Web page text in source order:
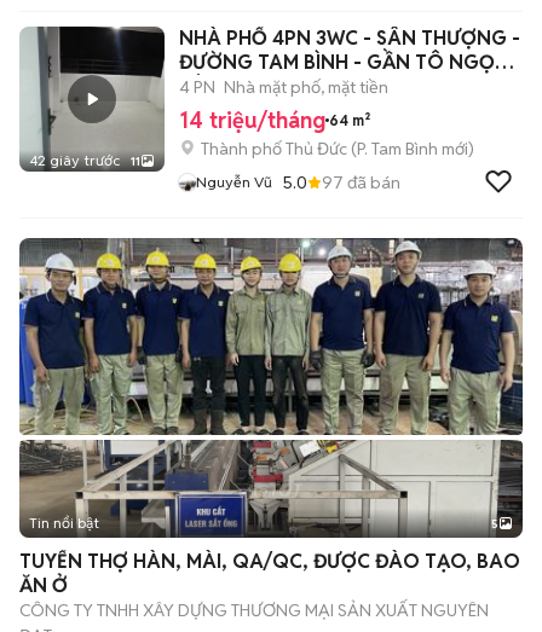
42 giây trước 11
NHÀ PHỐ 4PN 3WC - SÂN THƯỢNG -
ĐƯỜNG TAM BÌNH - GẦN TÔ NGỌC
VÂN - TĐ
4 PN Nhà mặt phố, mặt tiền
14 triệu/tháng 64 m²
Thành phố Thủ Đức (P. Tam Bình mới)
Nguyễn Vũ 5.0 97 đã bán
Tin nổi bật 5
TUYỂN THỢ HÀN, MÀI, QA/QC, ĐƯỢC ĐÀO TẠO, BAO
ĂN Ở
CÔNG TY TNHH XÂY DỰNG THƯƠNG MẠI SẢN XUẤT NGUYÊN